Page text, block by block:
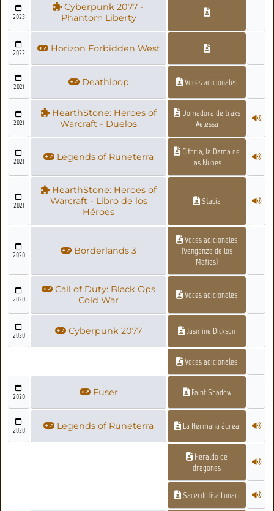
2023
Cyberpunk 2077 -
Phantom Liberty
2022 Horizon Forbidden West
2021 Deathloop Voces adicionales
2021
HearthStone: Heroes of
Warcraft - Duelos
Domadora de traks
Aelessa
2021 Legends of Runeterra
Cithria, la Dama de
las Nubes
2021
HearthStone: Heroes of
Warcraft - Libro de los
Héroes
Stasia
2020 Borderlands 3
Voces adicionales
(Venganza de los
Mafias)
2020
Call of Duty: Black Ops
Cold War
Voces adicionales
2020 Cyberpunk 2077 Jasmine Dickson
Voces adicionales
2020 Fuser Faint Shadow
2020 Legends of Runeterra La Hermana áurea
Heraldo de
dragones
Sacerdotisa Lunari